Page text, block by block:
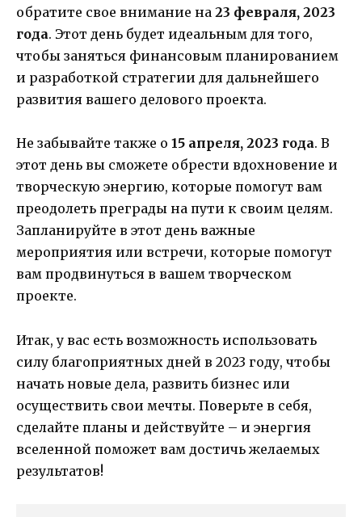
обратите свое внимание на 23 февраля, 2023
года. Этот день будет идеальным для того,
чтобы заняться финансовым планированием
и разработкой стратегии для дальнейшего
развития вашего делового проекта.
Не забывайте также о 15 апреля, 2023 года. В
этот день вы сможете обрести вдохновение и
творческую энергию, которые помогут вам
преодолеть преграды на пути к своим целям.
Запланируйте в этот день важные
мероприятия или встречи, которые помогут
вам продвинуться в вашем творческом
проекте.
Итак, у вас есть возможность использовать
силу благоприятных дней в 2023 году, чтобы
начать новые дела, развить бизнес или
осуществить свои мечты. Поверьте в себя,
сделайте планы и действуйте – и энергия
вселенной поможет вам достичь желаемых
результатов!